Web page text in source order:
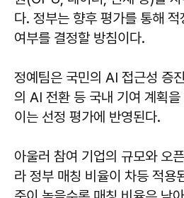
다. 정부는 향후 평가를 통해
여부를 결정할 방침이다.
정예팀은 국민의 AI 접근성 증
의 AI 전환 등 국내 기여 계획을
이는 선정 평가에 반영된다.
아울러 참여 기업의 규모와 오
라 정부 매칭 비율이 차등 적용